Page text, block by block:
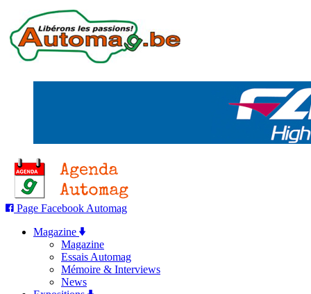
Page Facebook Automag
Magazine
Magazine
Essais Automag
Mémoire & Interviews
News